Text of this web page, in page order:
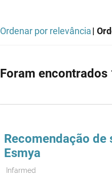
Ordenar por relevância|
Foram encontrados
Recomendação
Esmya
Infarmed